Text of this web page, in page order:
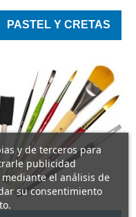
PASTEL Y CRETAS
y de terceros para
publicidad
el análisis de
su consentimiento